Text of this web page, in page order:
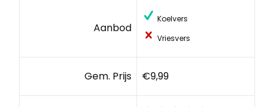
Aanbod
Koelvers
Vriesvers
Gem. Prijs €9,99